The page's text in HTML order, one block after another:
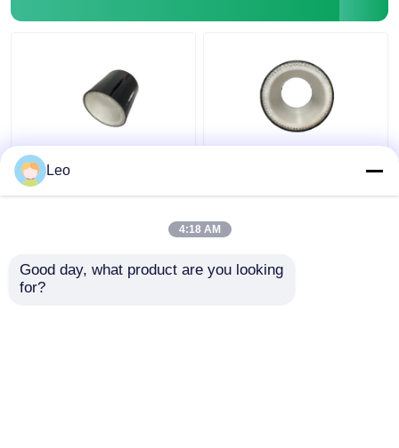
高められた多層合成の
管32mpa反静的なポリ
滑らかな表面の多層の
Leo
4:18 AM
Good day, what product are you looking
for?